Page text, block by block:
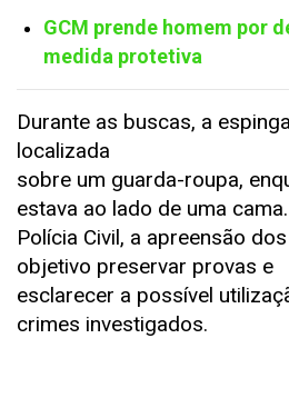
GCM prende homem por
medida protetiva
Durante as buscas, a
localizada
sobre um guarda-roupa,
estava ao lado de uma
Polícia Civil, a apreensão
objetivo preservar provas e
esclarecer a possível
crimes investigados.